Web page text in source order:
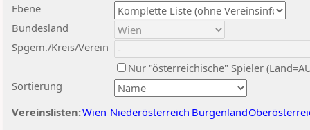
Ebene
Sortierung
Bundesland
Spgem./Kreis/Verein
Nur "österreichische" Spieler
Vereinslisten:Wien Niederösterreich Burgenland